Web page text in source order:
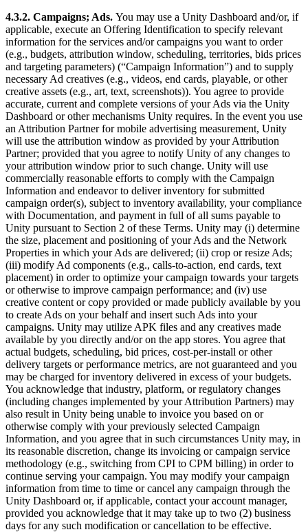
4.3.2. Campaigns; Ads. You may use a Unity Dashboard and/or, if
applicable, execute an Offering Identification to specify relevant
information for the services and/or campaigns you want to order
(e.g., budgets, attribution window, scheduling, territories, bids prices
and targeting parameters) (“Campaign Information”) and to supply
necessary Ad creatives (e.g., videos, end cards, playable, or other
creative assets (e.g., art, text, screenshots)). You agree to provide
accurate, current and complete versions of your Ads via the Unity
Dashboard or other mechanisms Unity requires. In the event you use
an Attribution Partner for mobile advertising measurement, Unity
will use the attribution window as provided by your Attribution
Partner; provided that you agree to notify Unity of any changes to
your attribution window prior to such change. Unity will use
commercially reasonable efforts to comply with the Campaign
Information and endeavor to deliver inventory for submitted
campaign order(s), subject to inventory availability, your compliance
with Documentation, and payment in full of all sums payable to
Unity pursuant to Section 2 of these Terms. Unity may (i) determine
the size, placement and positioning of your Ads and the Network
Properties in which your Ads are delivered; (ii) crop or resize Ads;
(iii) modify Ad components (e.g., calls-to-action, end cards, text
placement) in order to optimize your campaign towards your targets
or otherwise to improve campaign performance; and (iv) use
creative content or copy provided or made publicly available by you
to create Ads on your behalf and insert such Ads into your
campaigns. Unity may utilize APK files and any creatives made
available by you directly and/or on the app stores. You agree that
actual budgets, scheduling, bid prices, cost-per-install or other
delivery targets or performance metrics, are not guaranteed and you
may be charged for inventory delivered in excess of your budgets.
You acknowledge that industry, platform, or regulatory changes
(including changes implemented by your Attribution Partners) may
also result in Unity being unable to invoice you based on or
otherwise comply with your previously selected Campaign
Information, and you agree that in such circumstances Unity may, in
its reasonable discretion, change its invoicing or campaign service
methodology (e.g., switching from CPI to CPM billing) in order to
continue serving your campaign. You may modify your campaign
information from time to time or cancel any campaign through the
Unity Dashboard or, if applicable, contact your account manager,
provided you acknowledge that it may take up to two (2) business
days for any such modification or cancellation to be effective.